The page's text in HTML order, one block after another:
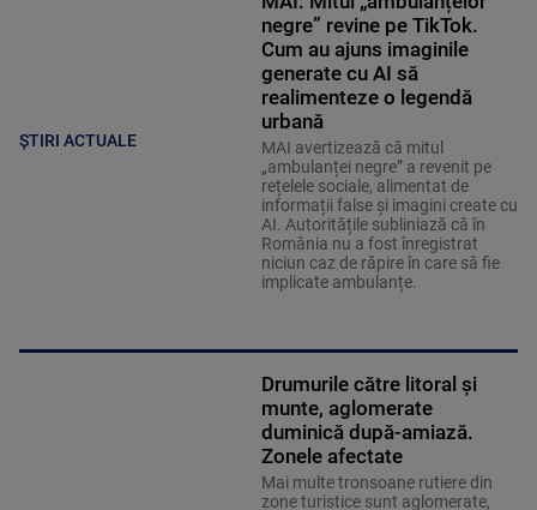
ȘTIRI ACTUALE
negre” revine pe TikTok.
Cum au ajuns imaginile
generate cu AI să
realimenteze o legendă
urbană
MAI avertizează că mitul
„ambulanței negre” a revenit pe
rețelele sociale, alimentat de
informații false și imagini create cu
AI. Autoritățile subliniază că în
România nu a fost înregistrat
niciun caz de răpire în care să fie
implicate ambulanțe.
Drumurile către litoral și
munte, aglomerate
duminică după-amiază.
Zonele afectate
Mai multe tronsoane rutiere din
zone turistice sunt aglomerate,